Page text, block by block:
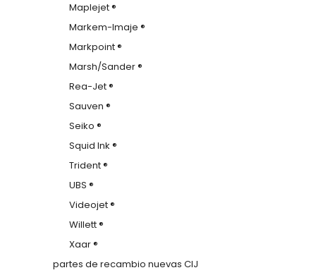
Maplejet ®
Markem-Imaje ®
Markpoint ®
Marsh/Sander ®
Rea-Jet ®
Sauven ®
Seiko ®
Squid Ink ®
Trident ®
UBS ®
Videojet ®
Willett ®
Xaar ®
partes de recambio nuevas CIJ